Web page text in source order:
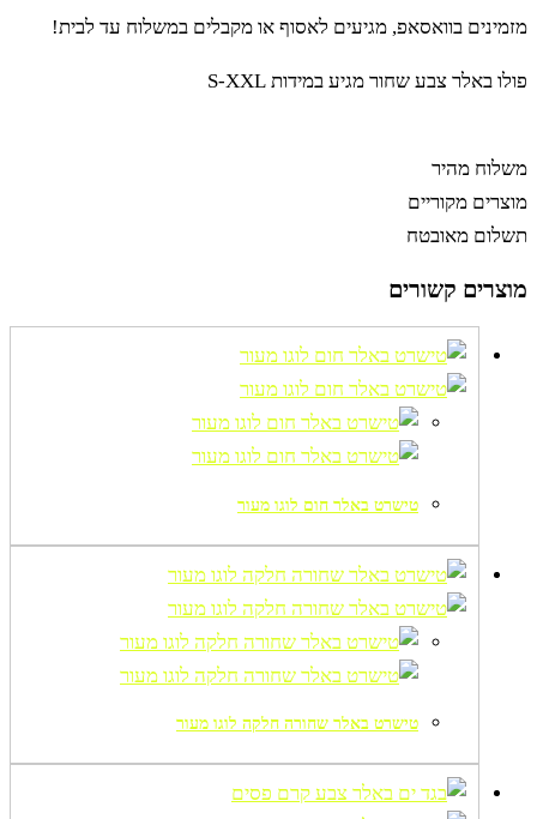
מזמינים בוואסאפ, מגיעים לאסוף או מקבלים במשלוח עד לבית!
פולו באלר צבע שחור מגיע במידות S-XXL
משלוח מהיר
מוצרים מקוריים
תשלום מאובטח
מוצרים קשורים
טישרט באלר חום לוגו מעור
טישרט באלר שחורה חלקה לוגו מעור